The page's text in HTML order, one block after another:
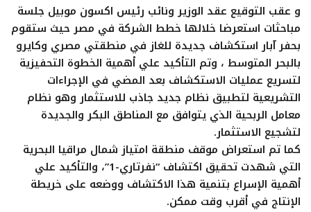
و عقب التوقيع عقد الوزير ونائب رئيس اكسون موبيل جلسة
مباحثات استعرضا خلالها خطط الشركة في مصر حيث ستقوم
بحفر آبار استكشاف جديدة للغاز في منطقتي مصري وكايرو
بالبحر المتوسط ، وتم التأكيد علي أهمية الخطوة التحفيزية
لتسريع عمليات الاستكشاف بعد المضي في الإجراءات
التشريعية لتطبيق نظام جديد جاذب للاستثمار وهو نظام
معامل الربحية الذي يتوافق مع المناطق البكر والجديدة
لتشجيع الاستثمار.
كما تم استعراض موقف منطقة امتياز شمال مراقيا البحرية
التي شهدت تحقيق اكتشاف “نفرتاري-1”، والتأكيد علي
أهمية الإسراع بتنمية هذا الاكتشاف ووضعه على خريطة
الإنتاج في أقرب وقت ممكن.